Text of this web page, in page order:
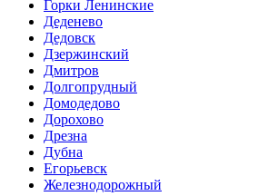
Горки Ленинские
Деденево
Дедовск
Дзержинский
Дмитров
Долгопрудный
Домодедово
Дорохово
Дрезна
Дубна
Егорьевск
Железнодорожный